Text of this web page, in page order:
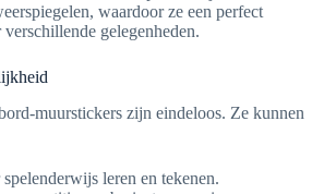
waardoor ze een perfect
gelegenheden.
muurstickers zijn eindeloos. Ze kunnen
leren en tekenen.